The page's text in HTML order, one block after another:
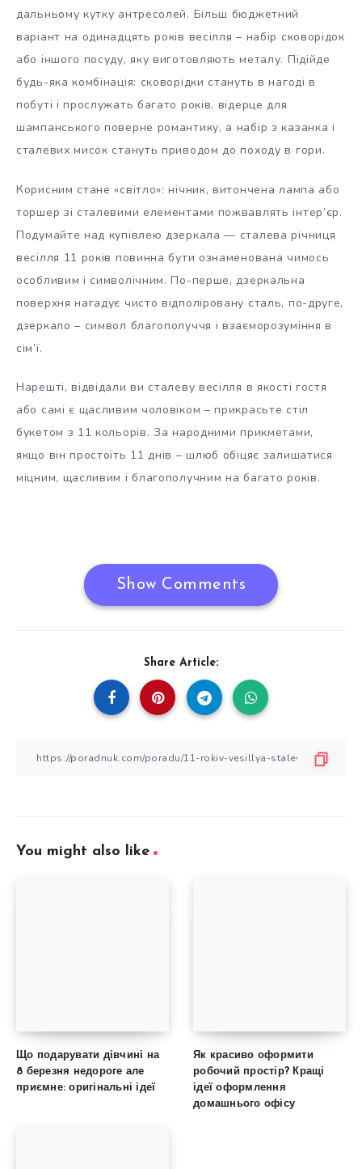
дальньому кутку антресолей. Більш бюджетний
варіант на одинадцять років весілля – набір сковорідок
або іншого посуду, яку виготовляють металу. Підійде
будь-яка комбінація: сковорідки стануть в нагоді в
побуті і прослужать багато років, відерце для
шампанського поверне романтику, а набір з казанка і
сталевих мисок стануть приводом до походу в гори.
Корисним стане «світло»: нічник, витончена лампа або
торшер зі сталевими елементами пожвавлять інтер’єр.
Подумайте над купівлею дзеркала — сталева річниця
весілля 11 років повинна бути ознаменована чимось
особливим і символічним. По-перше, дзеркальна
поверхня нагадує чисто відполіровану сталь, по-друге,
дзеркало – символ благополуччя і взаєморозуміння в
сім’ї.
Нарешті, відвідали ви сталеву весілля в якості гостя
або самі є щасливим чоловіком – прикрасьте стіл
букетом з 11 кольорів. За народними прикметами,
якщо він простоїть 11 днів – шлюб обіцяє залишатися
міцним, щасливим і благополучним на багато років.
Show Comments
Share Article:
You might also like
Що подарувати дівчині на
8 березня недороге але
приємне: оригінальні ідеї
Як красиво оформити
робочий простір? Кращі
ідеї оформлення
домашнього офісу